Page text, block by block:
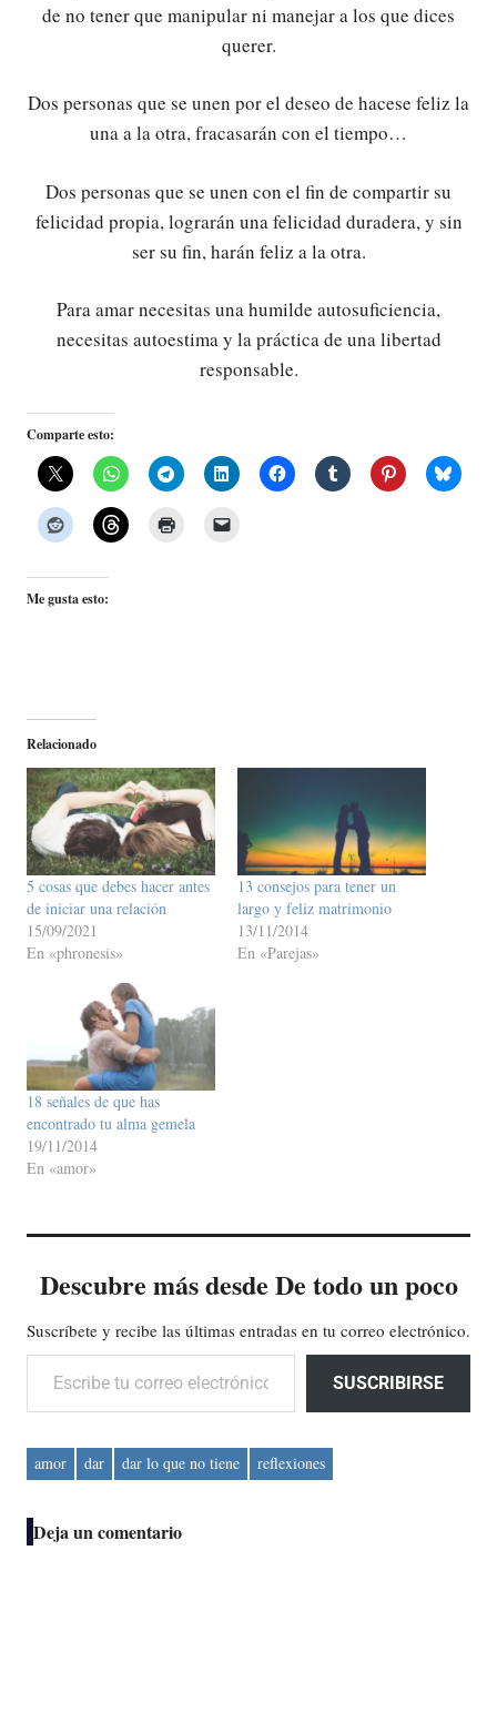
de no tener que manipular ni manejar a los que dices
querer.
Dos personas que se unen por el deseo de hacese feliz la
una a la otra, fracasarán con el tiempo…
Dos personas que se unen con el fin de compartir su
felicidad propia, lograrán una felicidad duradera, y sin
ser su fin, harán feliz a la otra.
Para amar necesitas una humilde autosuficiencia,
necesitas autoestima y la práctica de una libertad
responsable.
Comparte esto:
Me gusta esto:
Relacionado
5 cosas que debes hacer antes
de iniciar una relación
15/09/2021
En «phronesis»
13 consejos para tener un
largo y feliz matrimonio
13/11/2014
En «Parejas»
18 señales de que has
encontrado tu alma gemela
19/11/2014
En «amor»
Descubre más desde De todo un poco
Suscríbete y recibe las últimas entradas en tu correo electrónico.
Escribe tu correo electrónico…
SUSCRIBIRSE
amor dar dar lo que no tiene reflexiones
Deja un comentario